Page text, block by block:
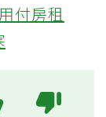
付房租